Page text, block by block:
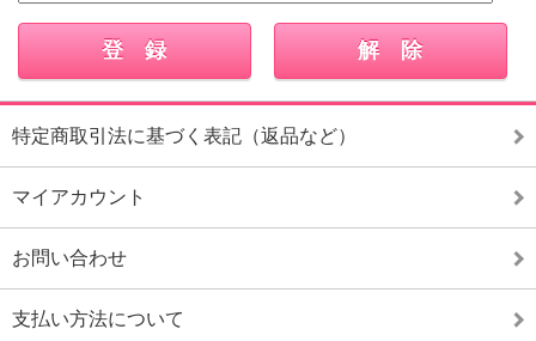
特定商取引法に基づく表記（返品など）
マイアカウント
お問い合わせ
支払い方法について